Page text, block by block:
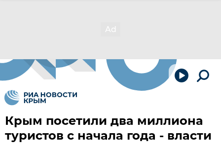
Крым посетили два миллиона
туристов с начала года - власти